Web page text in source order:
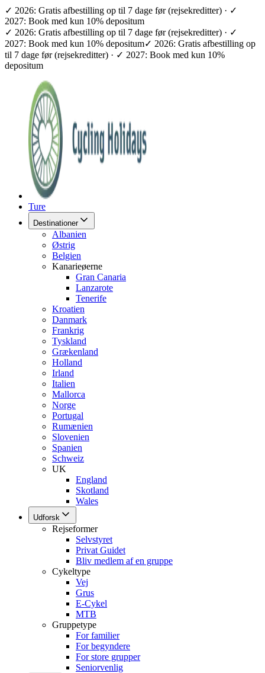
✓ 2026: Gratis afbestilling op til 7 dage før (rejsekreditter) · ✓
2027: Book med kun 10% depositum
✓ 2026: Gratis afbestilling op til 7 dage før (rejsekreditter) · ✓
2027: Book med kun 10% depositum✓ 2026: Gratis afbestilling op
til 7 dage før (rejsekreditter) · ✓ 2027: Book med kun 10%
depositum
Ture
Destinationer
Albanien
Østrig
Belgien
Kanarieøerne
Gran Canaria
Lanzarote
Tenerife
Kroatien
Danmark
Frankrig
Tyskland
Grækenland
Holland
Irland
Italien
Mallorca
Norge
Portugal
Rumænien
Slovenien
Spanien
Schweiz
UK
England
Skotland
Wales
Udforsk
Rejseformer
Selvstyret
Privat Guidet
Bliv medlem af en gruppe
Cykeltype
Vej
Grus
E-Cykel
MTB
Gruppetype
For familier
For begyndere
For store grupper
Seniorvenlig